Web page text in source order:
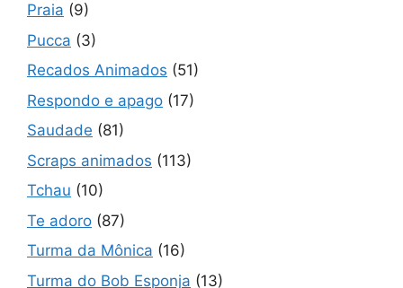
Praia (9)
Pucca (3)
Recados Animados (51)
Respondo e apago (17)
Saudade (81)
Scraps animados (113)
Tchau (10)
Te adoro (87)
Turma da Mônica (16)
Turma do Bob Esponja (13)